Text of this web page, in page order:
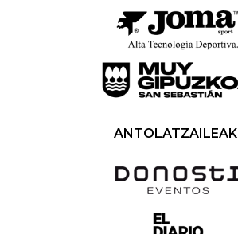
ANTOLATZAILEAK